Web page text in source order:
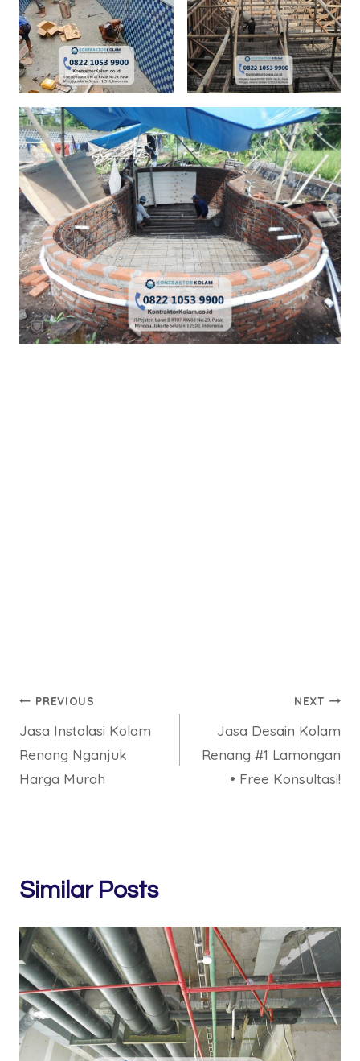
Post
navigation
PREVIOUS
Jasa Instalasi Kolam
Renang Nganjuk
Harga Murah
NEXT
Jasa Desain Kolam
Renang #1 Lamongan
• Free Konsultasi!
Similar Posts